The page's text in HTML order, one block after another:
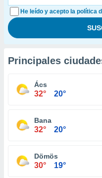
He leído y acepto la política
Principales
Ács
32° 20°
Bana
32° 20°
Dömös
30° 19°